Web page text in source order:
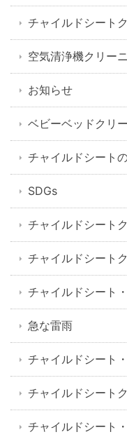
チャイルドシート
空気清浄機クリー
お知らせ
ベビーベッドクリ
チャイルドシート
SDGs
チャイルドシート
チャイルドシート
チャイルドシート
急な雷雨
チャイルドシート
チャイルドシート
チャイルドシート